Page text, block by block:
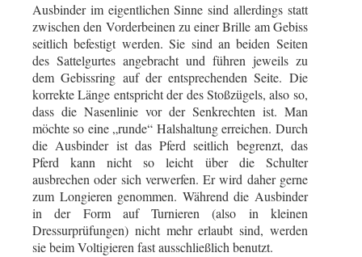
Ausbinder im eigentlichen Sinne sind allerdings statt
zwischen den Vorderbeinen zu einer Brille am Gebiss
seitlich befestigt werden. Sie sind an beiden Seiten
des Sattelgurtes angebracht und führen jeweils zu
dem Gebissring auf der entsprechenden Seite. Die
korrekte Länge entspricht der des Stoßzügels, also so,
dass die Nasenlinie vor der Senkrechten ist. Man
möchte so eine „runde“ Halshaltung erreichen. Durch
die Ausbinder ist das Pferd seitlich begrenzt, das
Pferd kann nicht so leicht über die Schulter
ausbrechen oder sich verwerfen. Er wird daher gerne
zum Longieren genommen. Während die Ausbinder
in der Form auf Turnieren (also in kleinen
Dressurprüfungen) nicht mehr erlaubt sind, werden
sie beim Voltigieren fast ausschließlich benutzt.